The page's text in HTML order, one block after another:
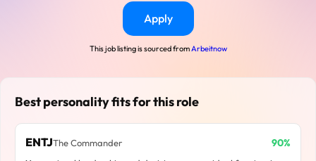
Apply
This job listing is sourced fromArbeitnow
Best personality fits for this role
ENTJThe Commander 90%